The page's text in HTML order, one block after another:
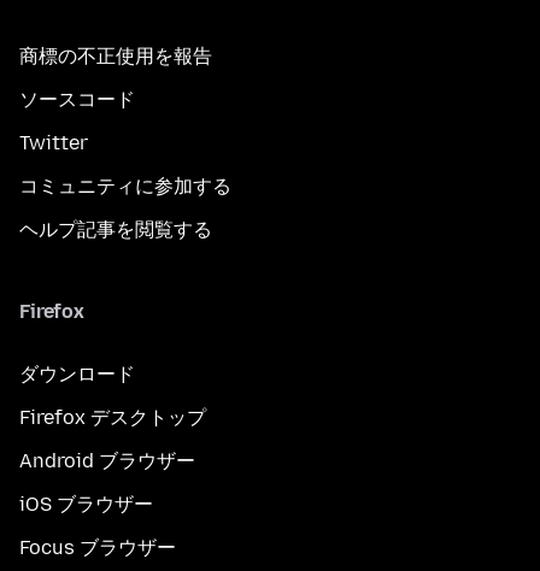
商標の不正使用を報告
ソースコード
Twitter
コミュニティに参加する
ヘルプ記事を閲覧する
Firefox
ダウンロード
Firefox デスクトップ
Android ブラウザー
iOS ブラウザー
Focus ブラウザー